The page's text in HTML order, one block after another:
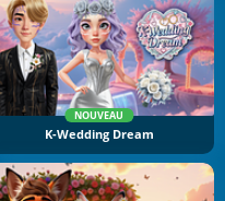
NOUVEAU
K-Wedding Dream